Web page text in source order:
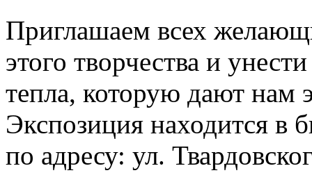
Приглашаем всех
этого творчества и
тепла, которую дают нам
Экспозиция находится
по адресу: ул.